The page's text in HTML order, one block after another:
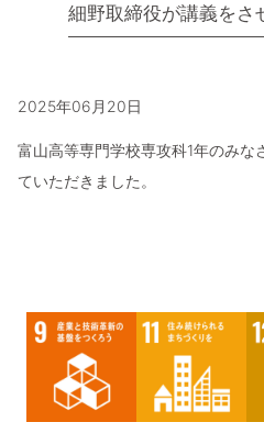
細野取締役が講義をさ
2025年06月20日
富山高等専門学校専攻科1年のみ
ていただきました。